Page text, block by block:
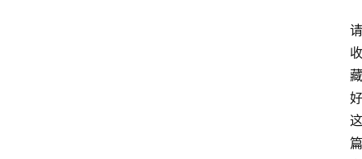
请
收
藏
好
这
篇